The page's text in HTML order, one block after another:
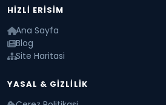
HIZLI ERISIM
Ana Sayfa
Blog
Site Haritasi
YASAL & GIZLILIK